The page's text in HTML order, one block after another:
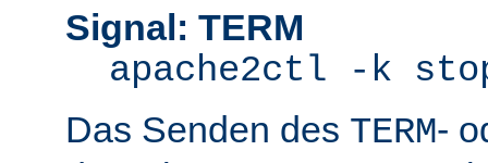
Signal: TERM
apache2ctl -k
Das Senden des TERM-